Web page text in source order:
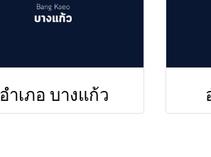
อำเภอ บางแก้ว